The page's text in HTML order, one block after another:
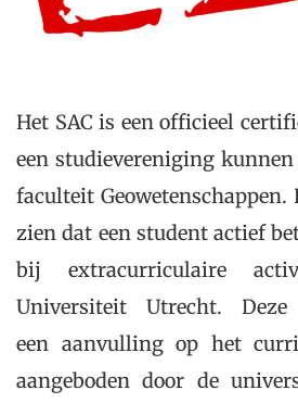
Het SAC is een officieel
een studievereniging
faculteit
zien dat een student actief
bij extracurriculaire
Universiteit Utrecht.
een aanvulling op het
aangeboden door de